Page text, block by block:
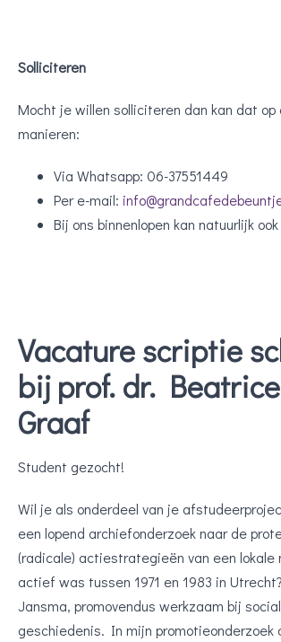
Solliciteren
Mocht je willen solliciteren dan kan dat op
manieren:
Via Whatsapp: 06-37551449
Per e-mail:
Bij ons binnenlopen kan natuurlijk
Vacature scriptie
bij prof. dr.
Graaf
Student gezocht!
Wil je als onderdeel van je
een lopend archiefonderzoek naar de
(radicale) actiestrategieën van een lokale
actief was tussen 1971 en 1983 in
Jansma, promovendus werkzaam bij
geschiedenis. In mijn promotieonderzoek